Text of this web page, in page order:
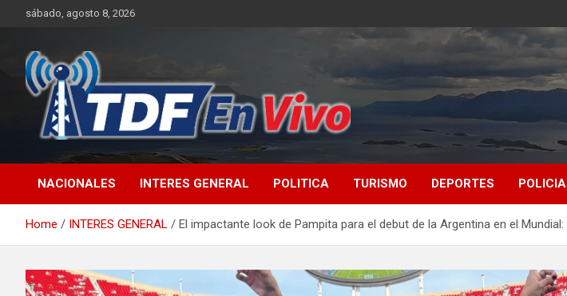
sábado, agosto 8, 2026
NACIONALES INTERES GENERAL POLITICA TURISMO DEPORTES
Home INTERES GENERAL El impactante look de Pampita para el debut de la Argentina en el